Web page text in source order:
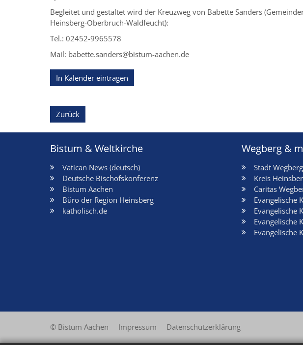
Begleitet und gestaltet wird der Kreuzweg von Babette Sanders
Heinsberg-Oberbruch-Waldfeucht):
Tel.: 02452-9965578
Mail: babette.sanders@bistum-aachen.de
In Kalender eintragen
Zurück
Bistum & Weltkirche
Vatican News (deutsch)
Deutsche Bischofskonferenz
Bistum Aachen
Büro der Region Heinsberg
katholisch.de
Wegberg &
Stadt Wegberg
Kreis
Caritas
Evangelische
Evangelische
Evangelische
Evangelische
© Bistum Aachen Impressum Datenschutzerklärung